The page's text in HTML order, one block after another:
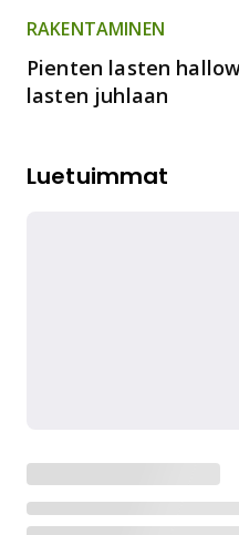
RAKENTAMINEN
Pienten lasten
lasten juhlaan
Luetuimmat